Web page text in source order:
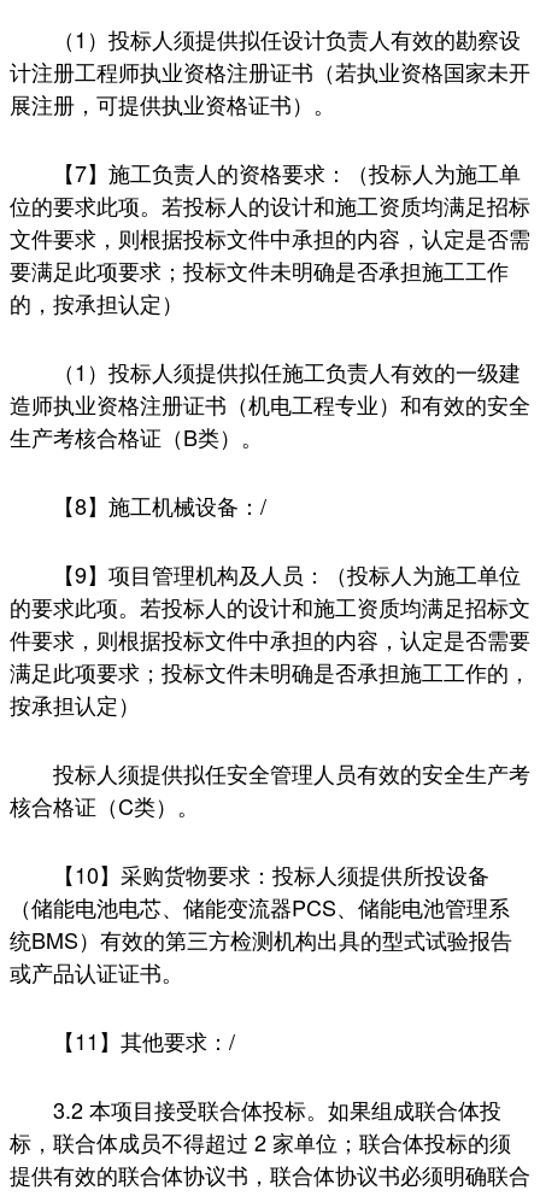
（1）投标人须提供拟任设计负责人有效的勘察设
计注册工程师执业资格注册证书（若执业资格国家未开
展注册，可提供执业资格证书）。
【7】施工负责人的资格要求：（投标人为施工单
位的要求此项。若投标人的设计和施工资质均满足招标
文件要求，则根据投标文件中承担的内容，认定是否需
要满足此项要求；投标文件未明确是否承担施工工作
的，按承担认定）
（1）投标人须提供拟任施工负责人有效的一级建
造师执业资格注册证书（机电工程专业）和有效的安全
生产考核合格证（B类）。
【8】施工机械设备：/
【9】项目管理机构及人员：（投标人为施工单位
的要求此项。若投标人的设计和施工资质均满足招标文
件要求，则根据投标文件中承担的内容，认定是否需要
满足此项要求；投标文件未明确是否承担施工工作的，
按承担认定）
投标人须提供拟任安全管理人员有效的安全生产考
核合格证（C类）。
【10】采购货物要求：投标人须提供所投设备
（储能电池电芯、储能变流器PCS、储能电池管理系
统BMS）有效的第三方检测机构出具的型式试验报告
或产品认证证书。
【11】其他要求：/
3.2 本项目接受联合体投标。如果组成联合体投
标，联合体成员不得超过 2 家单位；联合体投标的须
提供有效的联合体协议书，联合体协议书必须明确联合